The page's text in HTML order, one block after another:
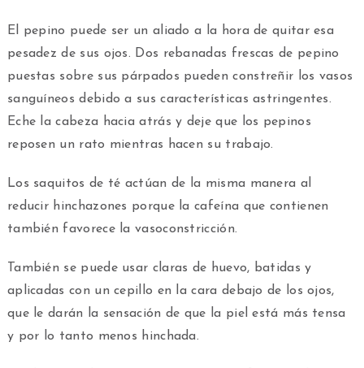
El pepino puede ser un aliado a la hora de quitar esa
pesadez de sus ojos. Dos rebanadas frescas de pepino
puestas sobre sus párpados pueden constreñir los vasos
sanguíneos debido a sus características astringentes.
Eche la cabeza hacia atrás y deje que los pepinos
reposen un rato mientras hacen su trabajo.
Los saquitos de té actúan de la misma manera al
reducir hinchazones porque la cafeína que contienen
también favorece la vasoconstricción.
También se puede usar claras de huevo, batidas y
aplicadas con un cepillo en la cara debajo de los ojos,
que le darán la sensación de que la piel está más tensa
y por lo tanto menos hinchada.